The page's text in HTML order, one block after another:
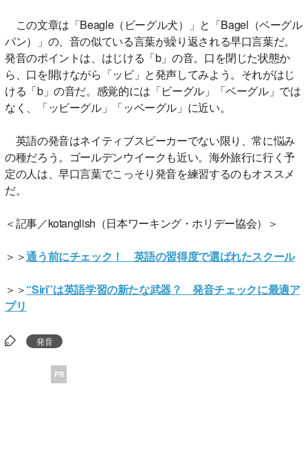
この文章は「Beagle（ビーグル犬）」と「Bagel（ベーグル
パン）」の、音の似ている言葉が繰り返される早口言葉だ。
発音のポイントは、はじける「b」の音。口を閉じた状態か
ら、口を開けながら「ッビ」と発声してみよう。それがはじ
ける「b」の音だ。感覚的には「ビーグル」「ベーグル」では
なく、「ッビーグル」「ッベーグル」に近い。
英語の発音はネイティブスピーカーでない限り、常に悩み
の種だろう。ゴールデンウイークも近い。海外旅行に行く予
定の人は、早口言葉でこっそり発音を練習するのもオススメ
だ。
＜記事／kotanglish（日本ワーキング・ホリデー協会）＞
＞＞通う前にチェック！ 英語の習得度で選ばれたスクール
＞＞“Siri”は英語学習の新たな武器？ 発音チェックに最適ア
プリ
発音
PR